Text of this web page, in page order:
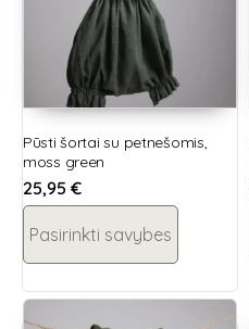
Pūsti šortai su petnešomis,
moss green
25,95 €
Pasirinkti savybes